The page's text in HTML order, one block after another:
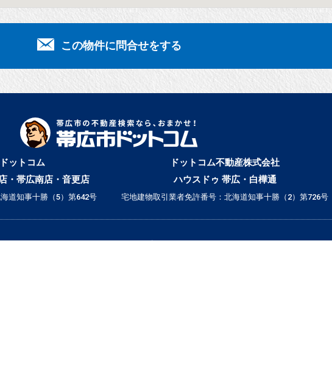
この物件に問合せをする
ットコム
・帯広南店・音更店
道知事十勝（5）第642号
ドットコム不動産株式会社
ハウスドゥ 帯広・白樺通
宅地建物取引業者免許番号：北海道知事十勝（2）第726号